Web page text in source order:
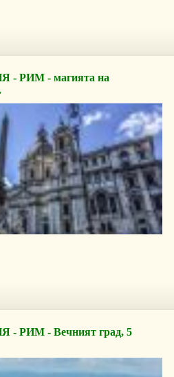
- РИМ - магията на
- РИМ - Вечният град, 5